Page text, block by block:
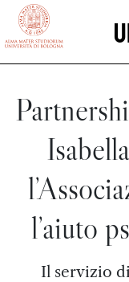
vai al contenuto della
l’aiuto
Il servizio